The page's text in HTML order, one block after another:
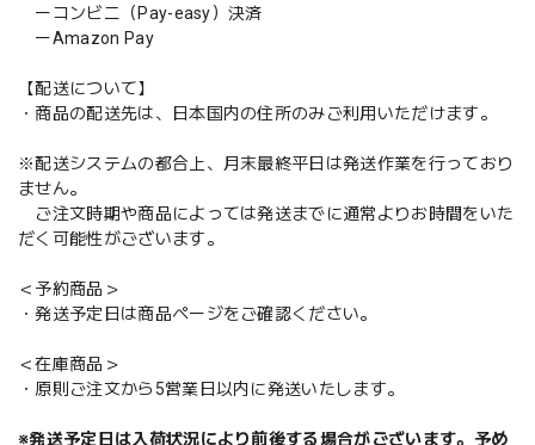
ーコンビニ（Pay-easy）決済
ーAmazon Pay
【配送について】
・商品の配送先は、日本国内の住所のみご利用いただけます。
※配送システムの都合上、月末最終平日は発送作業を行っており
ません。
ご注文時期や商品によっては発送までに通常よりお時間をいた
だく可能性がございます。
＜予約商品＞
・発送予定日は商品ページをご確認ください。
＜在庫商品＞
・原則ご注文から5営業日以内に発送いたします。
※発送予定日は入荷状況により前後する場合がございます。予め